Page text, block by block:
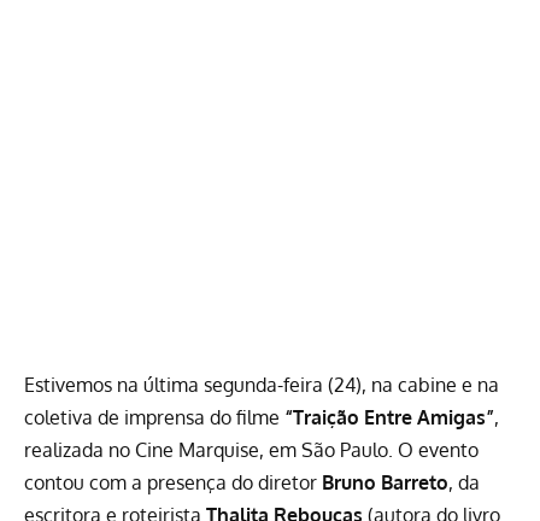
Estivemos na última segunda-feira (24), na cabine e na
coletiva de imprensa do filme “Traição Entre Amigas”,
realizada no Cine Marquise, em São Paulo. O evento
contou com a presença do diretor Bruno Barreto, da
escritora e roteirista Thalita Rebouças (autora do livro